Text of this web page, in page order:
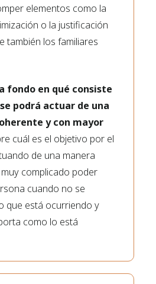
elementos como la
o la justificación
también los familiares
fondo en qué consiste
podrá actuar de una
y con mayor
cuál es el objetivo por el
de una manera
complicado poder
cuando no se
que está ocurriendo y
como lo está